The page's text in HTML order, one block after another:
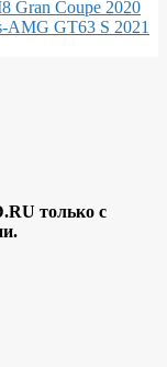
Gran Coupe 2020
AMG GT63 S 2021
только с